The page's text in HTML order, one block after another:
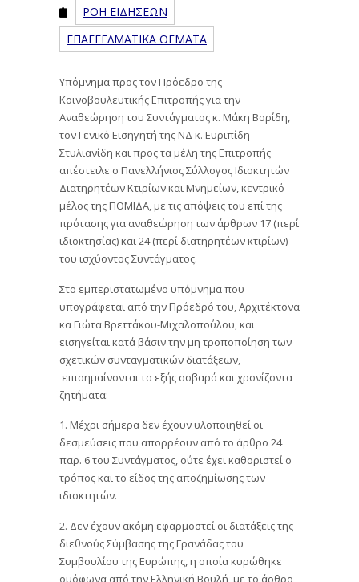
ΡΟΗ ΕΙΔΗΣΕΩΝ
ΕΠΑΓΓΕΛΜΑΤΙΚΑ ΘΕΜΑΤΑ
Υπόμνημα προς τον Πρόεδρο της
Κοινοβουλευτικής Επιτροπής για την
Αναθεώρηση του Συντάγματος κ. Μάκη Βορίδη,
τον Γενικό Εισηγητή της ΝΔ κ. Ευριπίδη
Στυλιανίδη και προς τα μέλη της Επιτροπής
απέστειλε ο Πανελλήνιος Σύλλογος Ιδιοκτητών
Διατηρητέων Κτιρίων και Μνημείων, κεντρικό
μέλος της ΠΟΜΙΔΑ, με τις απόψεις του επί της
πρότασης για αναθεώρηση των άρθρων 17 (περί
ιδιοκτησίας) και 24 (περί διατηρητέων κτιρίων)
του ισχύοντος Συντάγματος.
Στο εμπεριστατωμένο υπόμνημα που
υπογράφεται από την Πρόεδρό του, Αρχιτέκτονα
κα Γιώτα Βρεττάκου-Μιχαλοπούλου, και
εισηγείται κατά βάσιν την μη τροποποίηση των
σχετικών συνταγματικών διατάξεων,
επισημαίνονται τα εξής σοβαρά και χρονίζοντα
ζητήματα:
1. Μέχρι σήμερα δεν έχουν υλοποιηθεί οι
δεσμεύσεις που απορρέουν από το άρθρο 24
παρ. 6 του Συντάγματος, ούτε έχει καθοριστεί ο
τρόπος και το είδος της αποζημίωσης των
ιδιοκτητών.
2. Δεν έχουν ακόμη εφαρμοστεί οι διατάξεις της
διεθνούς Σύμβασης της Γρανάδας του
Συμβουλίου της Ευρώπης, η οποία κυρώθηκε
ομόφωνα από την Ελληνική Βουλή, με το άρθρο